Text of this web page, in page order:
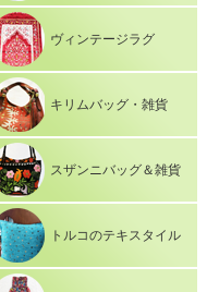
ヴィンテージラグ
キリムバッグ・雑貨
スザンニバッグ＆雑貨
トルコのテキスタイル